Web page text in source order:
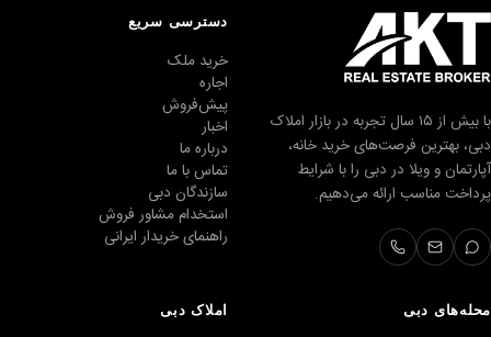
با بیش از ۱۵ سال تجربه در بازار املاک
دبی، بهترین فرصت‌های خرید خانه،
آپارتمان و ویلا در دبی را با شرایط
پرداخت مناسب ارائه می‌دهیم.
دسترسی سریع
خرید ملک
اجاره
پیش‌فروش
اخبار
درباره ما
تماس با ما
سازندگان دبی
استخدام مشاور فروش
راهنمای خریدار ایرانی
محله‌های دبی املاک دبی